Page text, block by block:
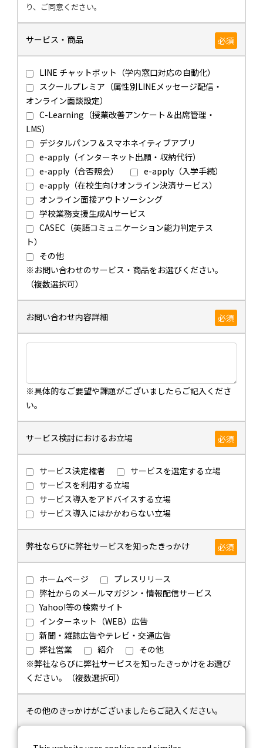
り、ご同意ください。
サービス・商品 必須
LINE チャットボット（学内窓口対応の自動化）
スクールプレミア（属性別LINEメッセージ配信・
オンライン面談設定）
C-Learning（授業改善アンケート＆出席管理・
LMS）
デジタルパンフ＆スマホネイティブアプリ
e-apply（インターネット出願・収納代行）
e-apply（合否照会）
e-apply（入学手続）
e-apply（在校生向けオンライン決済サービス）
オンライン面接アウトソーシング
学校業務支援生成AIサービス
CASEC（英語コミュニケーション能力判定テス
ト）
その他
※お問い合わせのサービス・商品をお選びください。
（複数選択可）
お問い合わせ内容詳細 必須
※具体的なご要望や課題がございましたらご記入くださ
い。
サービス検討におけるお立場 必須
サービス決定権者
サービスを選定する立場
サービスを利用する立場
サービス導入をアドバイスする立場
サービス導入にはかかわらない立場
弊社ならびに弊社サービスを知ったきっかけ 必須
ホームページ
プレスリリース
弊社からのメールマガジン・情報配信サービス
Yahoo!等の検索サイト
インターネット（WEB）広告
新聞・雑誌広告やテレビ・交通広告
弊社営業
紹介
その他
※弊社ならびに弊社サービスを知ったきっかけをお選び
ください。（複数選択可）
その他のきっかけがございましたらご記入ください。